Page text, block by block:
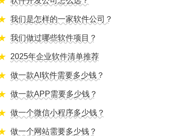
我们是怎样的一家软件公司？
我们做过哪些软件项目？
2025年企业软件清单推荐
做一款AI软件需要多少钱？
做一款APP需要多少钱？
做一个微信小程序多少钱？
做一个网站需要多少钱？